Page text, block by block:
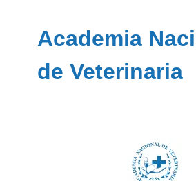
Academia
de Veterinaria